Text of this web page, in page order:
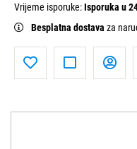
Vrijeme isporuke:Isporuka u
Besplatna dostava za